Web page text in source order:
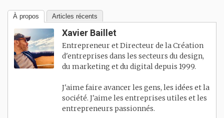
À propos Articles récents
Xavier Baillet
Entrepreneur et Directeur de la Création
d'entreprises dans les secteurs du design,
du marketing et du digital depuis 1999.
J'aime faire avancer les gens, les idées et la
société. J'aime les entreprises utiles et les
entrepreneurs passionnés.